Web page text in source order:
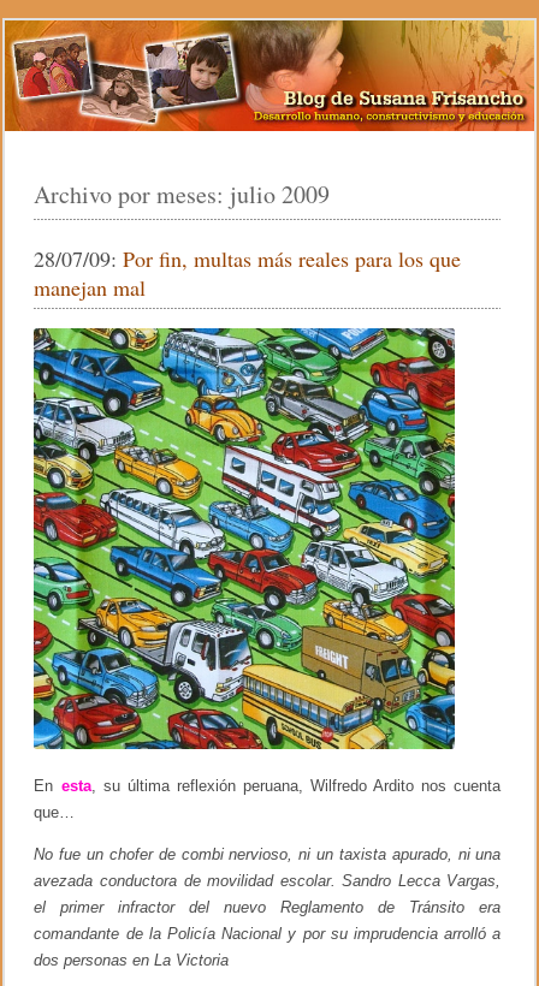
Archivo por meses: julio 2009
28/07/09:Por fin, multas más reales para los que
manejan mal
En esta, su última reflexión peruana, Wilfredo Ardito nos cuenta
que…
No fue un chofer de combi nervioso, ni un taxista apurado, ni una
avezada conductora de movilidad escolar. Sandro Lecca Vargas,
el primer infractor del nuevo Reglamento de Tránsito era
comandante de la Policía Nacional y por su imprudencia arrolló a
dos personas en La Victoria